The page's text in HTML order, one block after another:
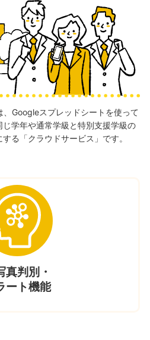
、Googleスプレッドシートを使って
学年や通常学級と特別支援学級の
る「クラウドサービス」です。
真判別・
ート機能